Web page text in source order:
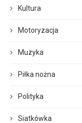
Kultura
Motoryzacja
Muzyka
Piłka nożna
Polityka
Siatkówka